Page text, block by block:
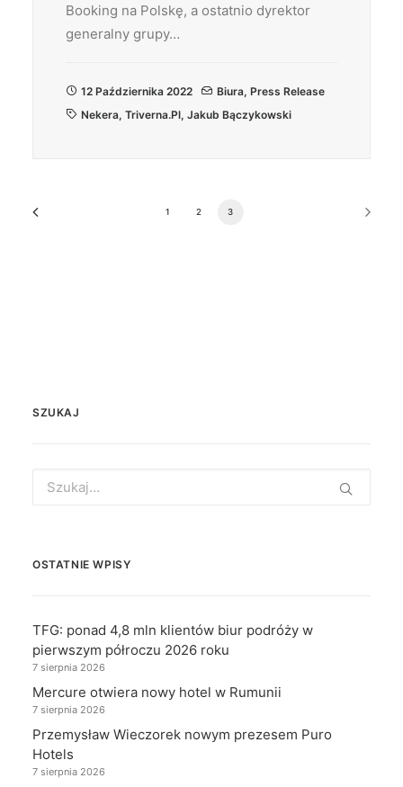
Booking na Polskę, a ostatnio dyrektor
generalny grupy…
12 Października 2022 Biura, Press Release
Nekera, Triverna.pl, Jakub Bączykowski
1 2 3
SZUKAJ
for:
OSTATNIE WPISY
TFG: ponad 4,8 mln klientów biur podróży w
pierwszym półroczu 2026 roku
7 sierpnia 2026
Mercure otwiera nowy hotel w Rumunii
7 sierpnia 2026
Przemysław Wieczorek nowym prezesem Puro
Hotels
7 sierpnia 2026